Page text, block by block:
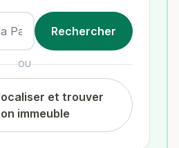
OU
et trouver
immeuble